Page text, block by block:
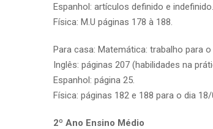
Espanhol: artículos definido e indefinido.
Física: M.U páginas 178 à 188.
Para casa: Matemática: trabalho para
Inglês: páginas 207 (habilidades na
Espanhol: página 25.
Física: páginas 182 e 188 para o dia 18/
2º Ano Ensino Médio